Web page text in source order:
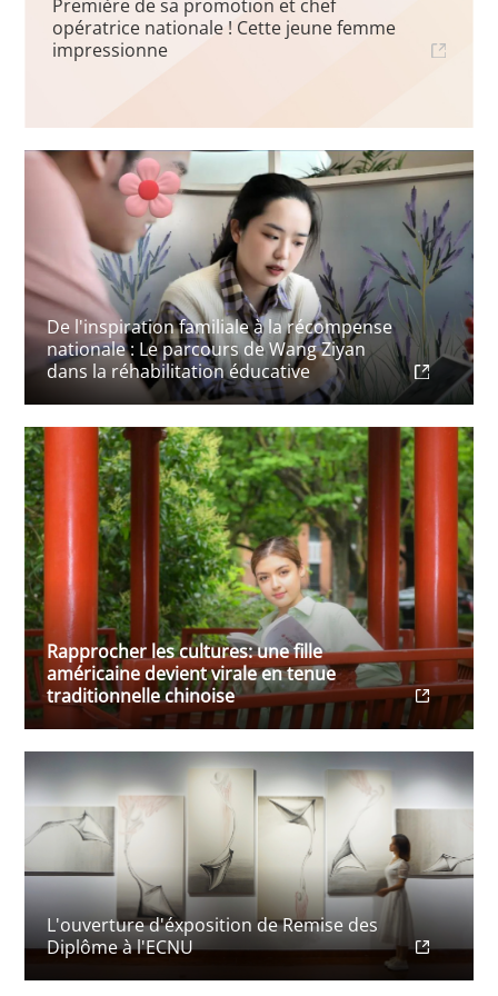
Première de sa promotion et chef
opératrice nationale ! Cette jeune femme
impressionne
De l'inspiration familiale à la récompense
nationale : Le parcours de Wang Ziyan
dans la réhabilitation éducative
Rapprocher les cultures: une fille
américaine devient virale en tenue
traditionnelle chinoise
L'ouverture d'éxposition de Remise des
Diplôme à l'ECNU